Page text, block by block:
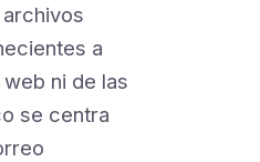
a
ni de las
se centra